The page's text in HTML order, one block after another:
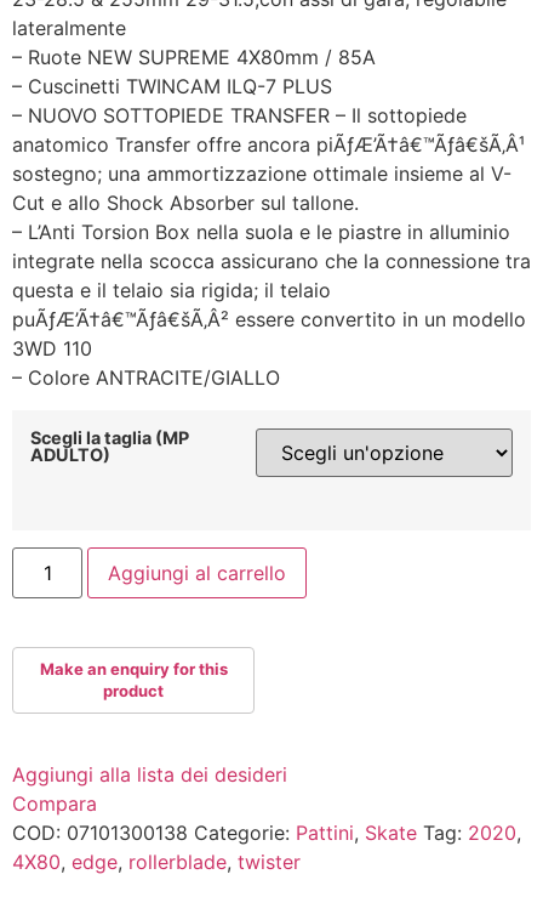
lateralmente
– Ruote NEW SUPREME 4X80mm / 85A
– Cuscinetti TWINCAM ILQ-7 PLUS
– NUOVO SOTTOPIEDE TRANSFER – Il sottopiede
anatomico Transfer offre ancora piÃƒÆ’Ã†â€™Ãƒâ€šÃ‚Â¹
sostegno; una ammortizzazione ottimale insieme al V-
Cut e allo Shock Absorber sul tallone.
– L’Anti Torsion Box nella suola e le piastre in alluminio
integrate nella scocca assicurano che la connessione tra
questa e il telaio sia rigida; il telaio
puÃƒÆ’Ã†â€™Ãƒâ€šÃ‚Â² essere convertito in un modello
3WD 110
– Colore ANTRACITE/GIALLO
Scegli la taglia (MP
ADULTO)
ROLLERBLADE
TWISTER
EDGE
Aggiungi al carrello
Aggiungi alla lista dei desideri
Compara
COD: 07101300138 Categorie: Pattini, Skate Tag: 2020,
4X80, edge, rollerblade, twister